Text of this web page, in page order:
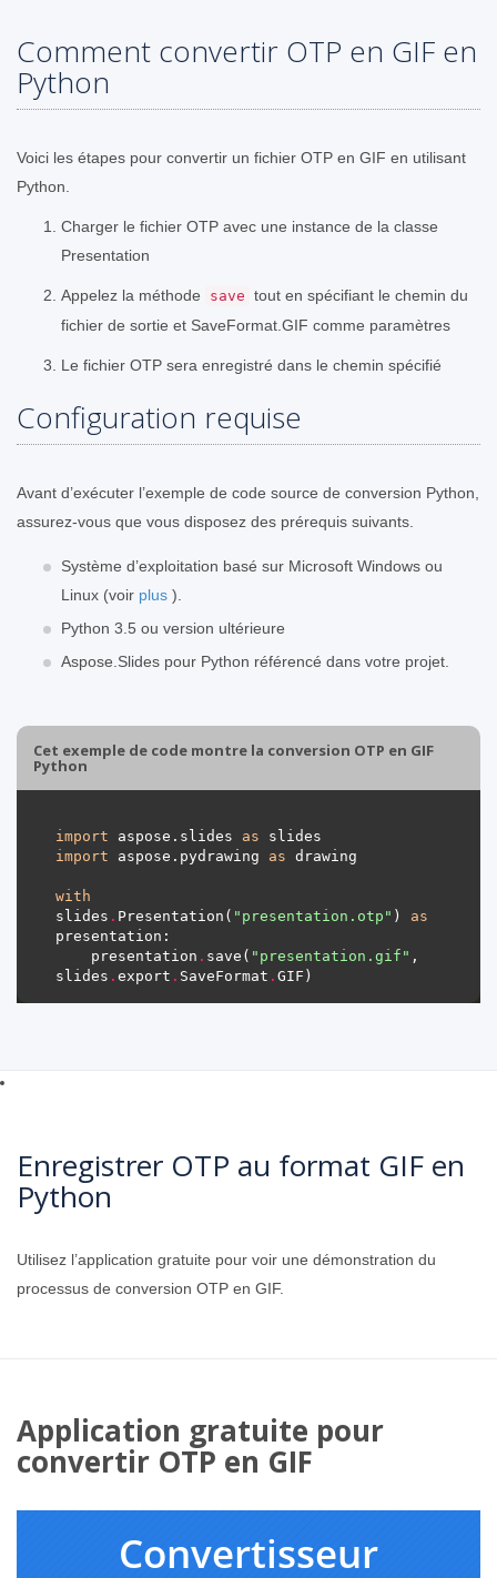
Comment convertir OTP en GIF en
Python
Voici les étapes pour convertir un fichier OTP en GIF en utilisant
Python.
Charger le fichier OTP avec une instance de la classe
Presentation
Appelez la méthode save tout en spécifiant le chemin du
fichier de sortie et SaveFormat.GIF comme paramètres
Le fichier OTP sera enregistré dans le chemin spécifié
Configuration requise
Avant d’exécuter l’exemple de code source de conversion Python,
assurez-vous que vous disposez des prérequis suivants.
Système d’exploitation basé sur Microsoft Windows ou
Linux (voir plus ).
Python 3.5 ou version ultérieure
Aspose.Slides pour Python référencé dans votre projet.
Cet exemple de code montre la conversion OTP en GIF
Python
import aspose.slides as
import aspose.pydrawing as
with
slides . Presentation( "presentation.otp" ) as
    presentation
. save( "presentation.gif" ,
slides . export . SaveFormat .
Enregistrer OTP au format GIF en
Python
Utilisez l’application gratuite pour voir une démonstration du
processus de conversion OTP en GIF.
Application gratuite pour
convertir OTP en GIF